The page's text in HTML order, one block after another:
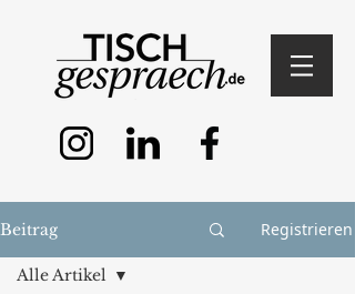
Beitrag Registrieren
Alle Artikel